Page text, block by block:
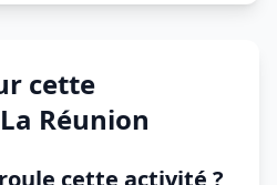
cette
Réunion
cette activité ?